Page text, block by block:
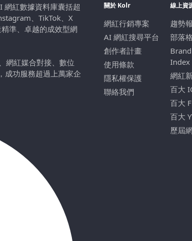
網紅數據資料庫囊括超
、TikTok、X
準、卓越的成效型網
網紅媒合對接、數位
成功服務超過上萬家企
關於 Kolr
網紅行銷專案
AI 網紅搜尋平台
創作者計畫
使用條款
隱私權保護
聯絡我們
線上資
趨勢
部落格
Index
網紅
百大
百大
百大
歷屆